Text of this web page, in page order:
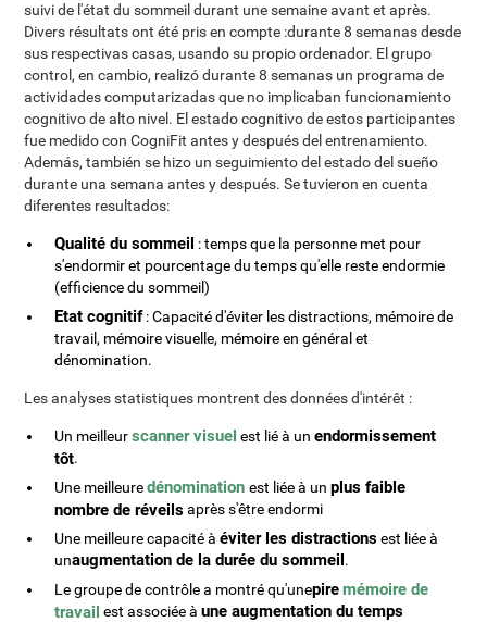
suivi de l'état du sommeil durant une semaine avant et après.
Divers résultats ont été pris en compte :durante 8 semanas desde
sus respectivas casas, usando su propio ordenador. El grupo
control, en cambio, realizó durante 8 semanas un programa de
actividades computarizadas que no implicaban funcionamiento
cognitivo de alto nivel. El estado cognitivo de estos participantes
fue medido con CogniFit antes y después del entrenamiento.
Además, también se hizo un seguimiento del estado del sueño
durante una semana antes y después. Se tuvieron en cuenta
diferentes resultados:
Qualité du sommeil : temps que la personne met pour
s'endormir et pourcentage du temps qu'elle reste endormie
(efficience du sommeil)
Etat cognitif: Capacité d'éviter les distractions, mémoire de
travail, mémoire visuelle, mémoire en général et
dénomination.
Les analyses statistiques montrent des données d'intérêt :
Un meilleurscanner visuel est lié à unendormissement
tôt.
Une meilleuredénominationest liée à unplus faible
nombre de réveilsaprès s'être endormi
Une meilleure capacité àéviter les distractionsest liée à
unaugmentation de la durée du sommeil.
Le groupe de contrôle a montré qu'unepiremémoire de
travail est associée àune augmentation du temps